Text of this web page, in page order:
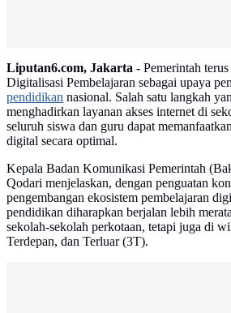
Liputan6.com, Jakarta - Pemerintah
Digitalisasi Pembelajaran sebagai upaya
pendidikan nasional. Salah satu langkah
menghadirkan layanan akses internet di
seluruh siswa dan guru dapat
digital secara optimal.
Kepala Badan Komunikasi Pemerintah
Qodari menjelaskan, dengan penguatan
pengembangan ekosistem pembelajaran
pendidikan diharapkan berjalan lebih
sekolah-sekolah perkotaan, tetapi juga di
Terdepan, dan Terluar (3T).